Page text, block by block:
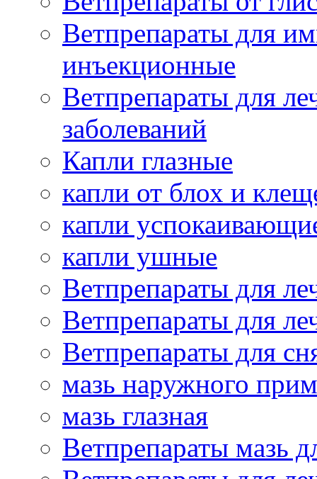
Ветпрепараты для
инъекционные
Ветпрепараты для
заболеваний
Капли глазные
капли от блох и
капли
капли ушные
Ветпрепараты для
Ветпрепараты для
Ветпрепараты для
мазь наружного
мазь глазная
Ветпрепараты мазь